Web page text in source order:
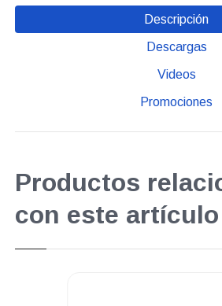
Descripción
Descargas
Videos
Promociones
Productos
con este artículo